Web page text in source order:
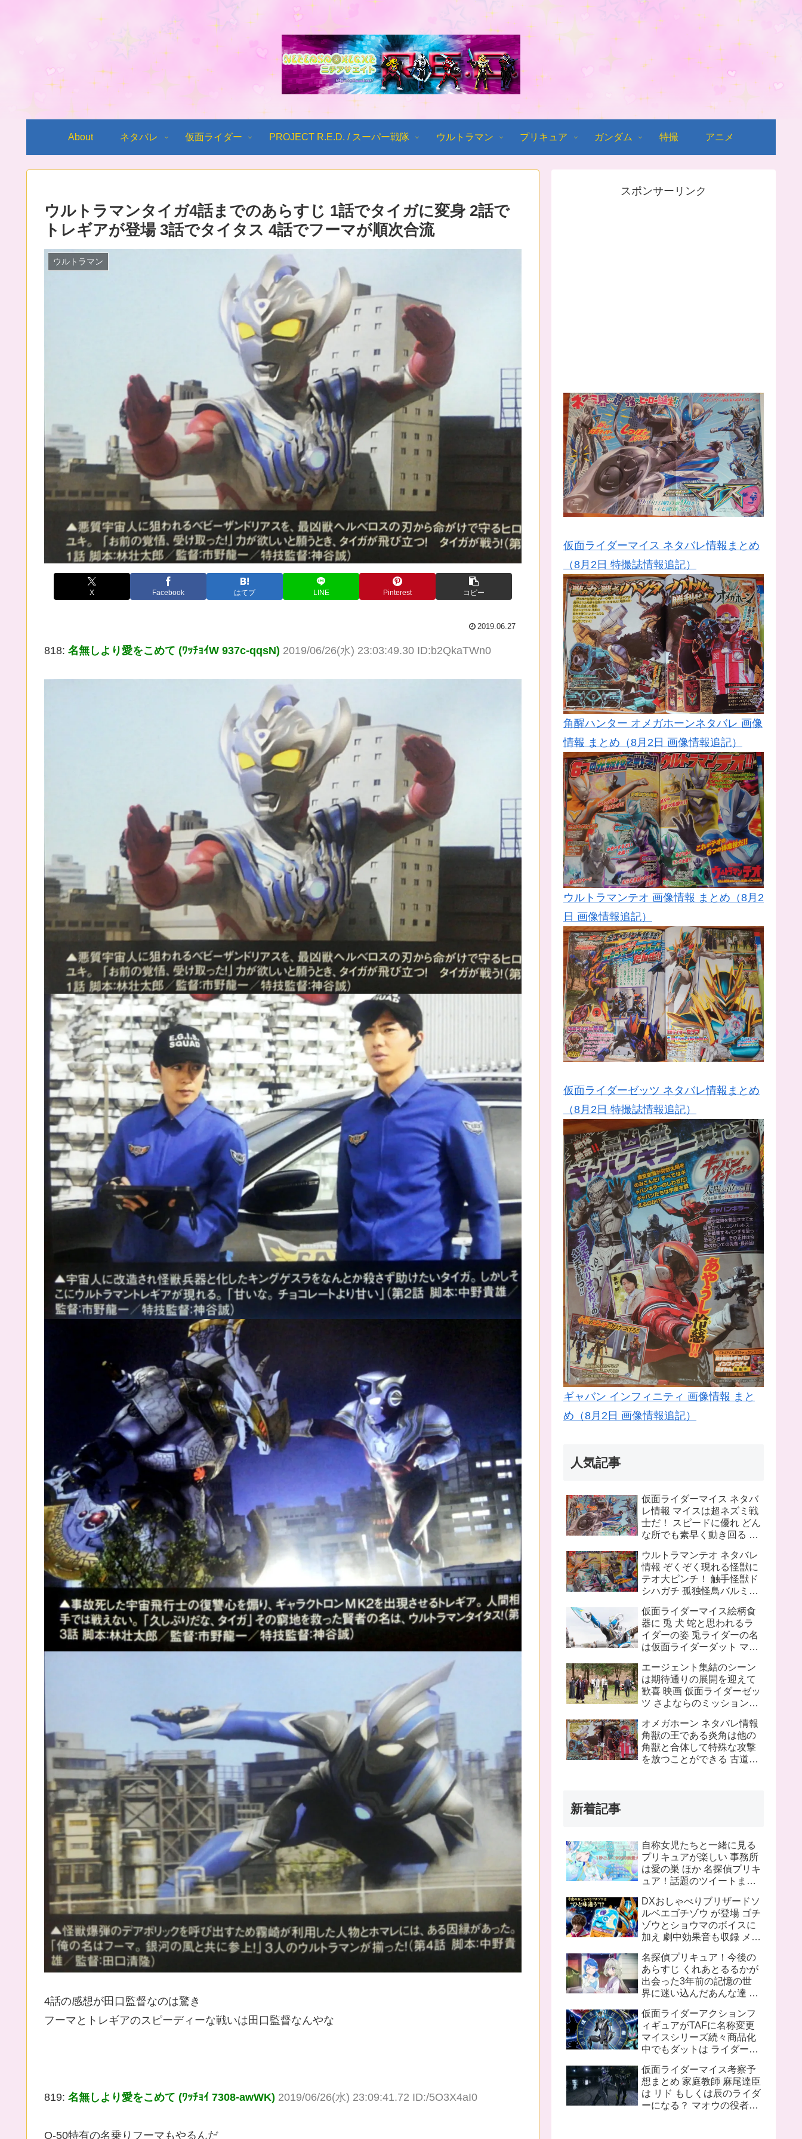
About ネタバレ 仮面ライダー PROJECT R.E.D. / スーパー戦隊 ウルトラマン プリキュア ガンダム 特撮 アニメ
ウルトラマンタイガ4話までのあらすじ 1話でタイガに変身 2話で
トレギアが登場 3話でタイタス 4話でフーマが順次合流
ウルトラマン
X Facebook はてブ LINE Pinterest コピー
2019.06.27
818: 名無しより愛をこめて (ﾜｯﾁｮｲW 937c-qqsN) 2019/06/26(水) 23:03:49.30 ID:b2QkaTWn0
4話の感想が田口監督なのは驚き
フーマとトレギアのスピーディーな戦いは田口監督なんやな
819: 名無しより愛をこめて (ﾜｯﾁｮｲ 7308-awWK) 2019/06/26(水) 23:09:41.72 ID:/5O3X4aI0
O-50特有の名乗りフーマもやるんだ
スポンサーリンク
仮面ライダーマイス ネタバレ情報まとめ
（8月2日 特撮誌情報追記）
角醒ハンター オメガホーンネタバレ 画像
情報 まとめ（8月2日 画像情報追記）
ウルトラマンテオ 画像情報 まとめ（8月2
日 画像情報追記）
仮面ライダーゼッツ ネタバレ情報まとめ
（8月2日 特撮誌情報追記）
ギャバン インフィニティ 画像情報 まと
め（8月2日 画像情報追記）
人気記事
仮面ライダーマイス ネタバ
レ情報 マイスは超ネズミ戦
士だ！ スピードに優れ どん
な所でも素早く動き回る ラ
器は大剣マオウブレイド も
う一人の猫 リドはマオウの
為闘う
ウルトラマンテオ ネタバレ
情報 ぞくぞく現れる怪獣に
テオ大ピンチ！ 触手怪獣ド
シハガチ 孤独怪鳥バルミリ
ピンチにプッチーが巨大化
したぞ！
仮面ライダーマイス絵柄食
器に 兎 犬 蛇と思われるラ
イダーの姿 兎ライダーの名
は仮面ライダーダット マイ
タートルフレーム
エージェント集結のシーン
は期待通りの展開を迎えて
歓喜 映画 仮面ライダーゼッ
ツ さよならのミッションネ
オメガホーン ネタバレ情報
角獣の王である炎角は他の
角獣と合体して特殊な攻撃
を放つことができる 古道具
新着記事
自称女児たちと一緒に見る
プリキュアが楽しい 事務所
は愛の巣 ほか 名探偵プリキ
ュア！話題のツイートまと
DXおしゃべりブリザードソ
ルベエゴチゾウ が登場 ゴチ
ゾウとショウマのボイスに
加え 劇中効果音も収録 メタ
感も向上
名探偵プリキュア！今後の
あらすじ くれあとるるかが
出会った3年前の記憶の世
界に迷い込んだあんな達 ロ
務所所長花咲まふるは2人
に名探偵プリキュアになっ
て欲しいと語る
仮面ライダーアクションフ
ィギュアがTAFに名称変更
マイスシリーズ続々商品化
中でもダットは ライダーと
ながら ちゃんと女性的なシ
ルエットを再現していて魅
力的
仮面ライダーマイス考察予
想まとめ 家庭教師 麻尾達臣
は リド もしくは辰のライダ
ーになる？ マオウの役者は